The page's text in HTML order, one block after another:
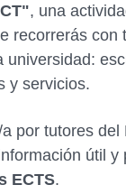
, una
recorrerás con
universidad:
y servicios.
por tutores del
útil y
ECTS.